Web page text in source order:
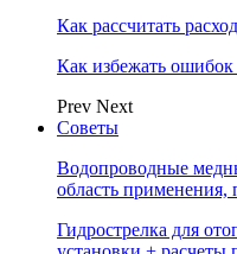
Как рассчитать
Как избежать
Prev Next
Советы
Водопроводные
область применения,
Гидрострелка для